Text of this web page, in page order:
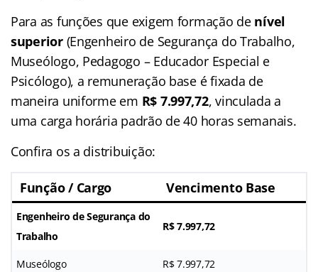
Para as funções que exigem formação de nível
superior(Engenheiro de Segurança do Trabalho,
Museólogo, Pedagogo – Educador Especial e
Psicólogo), a remuneração base é fixada de
maneira uniforme em R$ 7.997,72, vinculada a
uma carga horária padrão de 40 horas semanais.
Confira os a distribuição:
Função / Cargo Vencimento Base
Engenheiro de Segurança do
Trabalho
R$ 7.997,72
Museólogo R$ 7.997,72